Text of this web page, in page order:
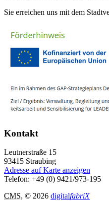
Sie erreichen uns mit dem
Kontakt
Leutnerstraße 15
93415 Straubing
Adresse auf Karte anzeigen
Telefon: +49 (0) 9421/973-195
CMS, © 2026 digitalfabriX